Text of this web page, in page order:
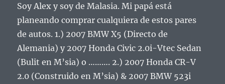
Soy Alex y soy de Malasia. Mi papá está
planeando comprar cualquiera de estos pares
de autos. 1.) 2007 BMW X5 (Directo de
Alemania) y 2007 Honda Civic 2.0i-Vtec Sedan
(Bulit en M’sia) o ………. 2.) 2007 Honda CR-V
2.0 (Construido en M’sia) & 2007 BMW 523i